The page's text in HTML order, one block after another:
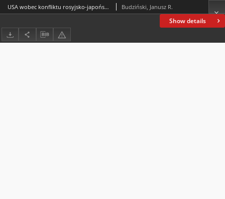
Show details
USA wobec konfliktu rosyjsko-japońskiego w świetle doniesień rosyjskiego ambasadora w Waszyngtonie Artura Сassiniego Budziński, Janusz R.